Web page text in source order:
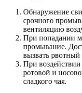
Обнаружение
срочного
вентиляцию
При попадании
промывание.
вызвать рвотный
При воздействии
ротовой и
сладкого чая.